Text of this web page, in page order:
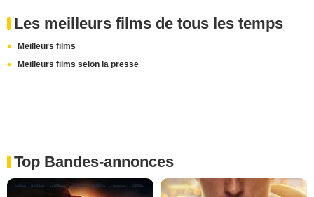
Les meilleurs films de tous les temps
Meilleurs films
Meilleurs films selon la presse
Top Bandes-annonces